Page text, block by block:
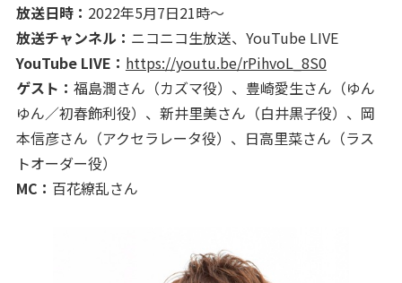
放送日時： 2022年5月7日21時〜
放送チャンネル： ニコニコ生放送、YouTube LIVE
YouTube LIVE： https://youtu.be/rPihvoL_8S0
ゲスト： 福島潤さん（カズマ役）、豊崎愛生さん（ゆん
ゆん／初春飾利役）、新井里美さん（白井黒子役）、岡
本信彦さん（アクセラレータ役）、日高里菜さん（ラス
トオーダー役）
MC： 百花繚乱さん